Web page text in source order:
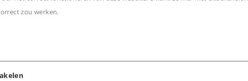
zou werken.